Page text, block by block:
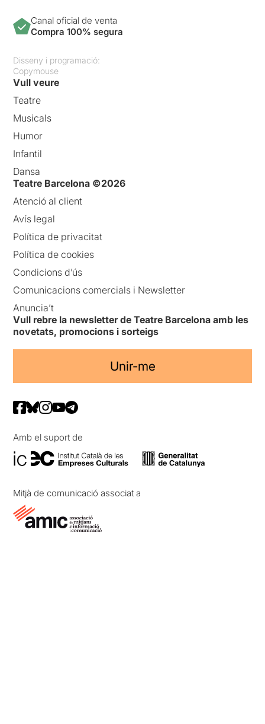
Canal oficial de venta
Compra 100% segura
Disseny i programació:
Copymouse
Vull veure
Teatre
Musicals
Humor
Infantil
Dansa
Teatre Barcelona ©2026
Atenció al client
Avís legal
Política de privacitat
Política de cookies
Condicions d’ús
Comunicacions comercials i Newsletter
Anuncia’t
Vull rebre la newsletter de Teatre Barcelona amb les
novetats, promocions i sorteigs
Unir-me
Amb el suport de
Mitjà de comunicació associat a